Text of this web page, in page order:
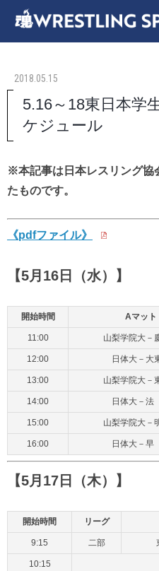
2018.05.15
5.16～18東日本学
ケジュール
※本記事は日本レスリング協
たものです。
《pdfファイル》
【5月16日（水）】
開始時間 Aマット
11:00 山梨学院大
12:00 日体大－大
13:00 山梨学院大－
14:00 日体大－
15:00 山梨学院大
16:00 日体大－
【5月17日（木）】
開始時間 リーグ
9:15 二部
10:15